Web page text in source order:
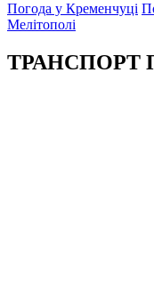
Погода у Кременчуці
Мелітополі
ТРАНСПОРТ